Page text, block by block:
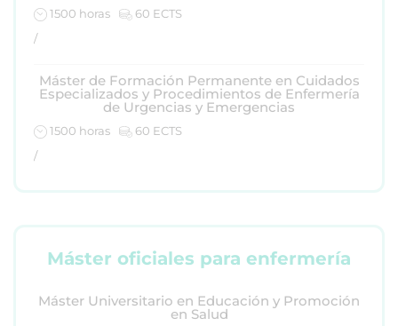
1500 horas
60 ECTS
/
Máster de Formación Permanente en Cuidados
Especializados y Procedimientos de Enfermería
de Urgencias y Emergencias
1500 horas
60 ECTS
/
Máster oficiales para enfermería
Máster Universitario en Educación y Promoción
en Salud